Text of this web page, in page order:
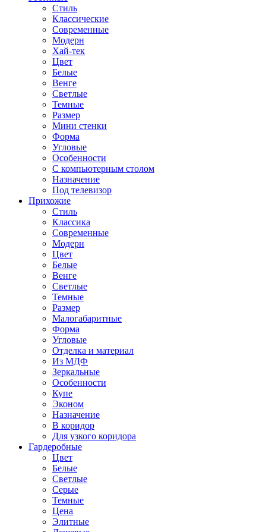
Стиль
Классические
Современные
Модерн
Хай-тек
Цвет
Белые
Венге
Светлые
Темные
Размер
Мини стенки
Форма
Угловые
Особенности
С компьютерным столом
Назначение
Под телевизор
Прихожие
Стиль
Классика
Современные
Модерн
Цвет
Белые
Венге
Светлые
Темные
Размер
Малогабаритные
Форма
Угловые
Отделка и материал
Из МДФ
Зеркальные
Особенности
Купе
Эконом
Назначение
В коридор
Для узкого коридора
Гардеробные
Цвет
Белые
Светлые
Серые
Темные
Цена
Элитные